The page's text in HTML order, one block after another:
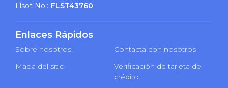
Flsot No.: FLST43760
Enlaces Rápidos
Sobre nosotros
Contacta con nosotros
Mapa del sitio
Verificación de tarjeta de
crédito